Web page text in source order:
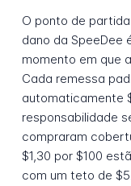
O ponto de
dano da SpeeDee
momento em que
Cada remessa
automaticamente
responsabilidade
compraram
$1,30 por $100
com um teto de